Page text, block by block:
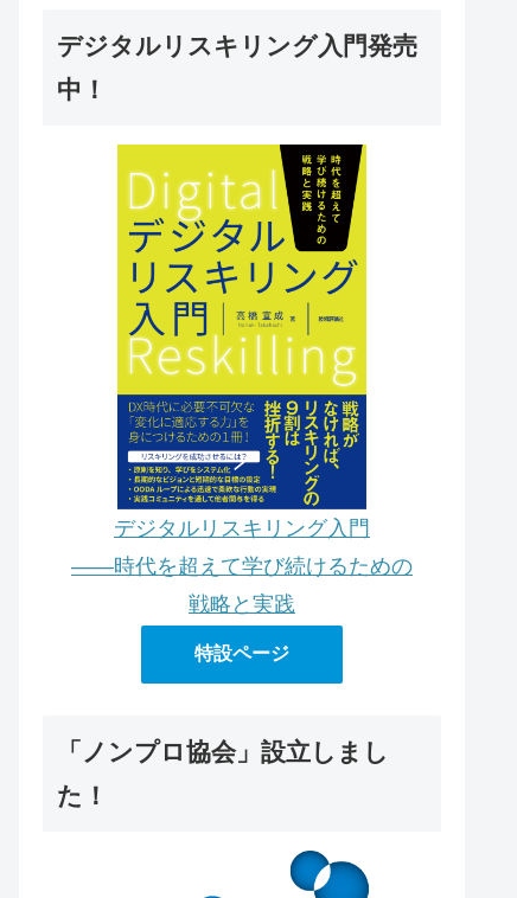
デジタルリスキリング入門発売
中！
デジタルリスキリング入門
――時代を超えて学び続けるための
戦略と実践
特設ページ
「ノンプロ協会」設立しまし
た！